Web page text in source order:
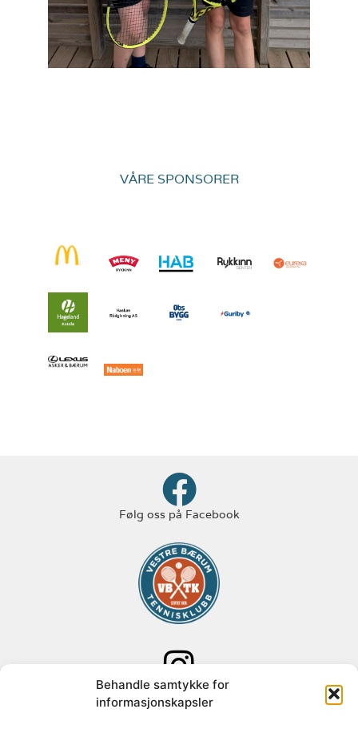
Behandle samtykke for
informasjonskapsler
VÅRE SPONSORER
Følg oss på Facebook
Følg oss på Instagram